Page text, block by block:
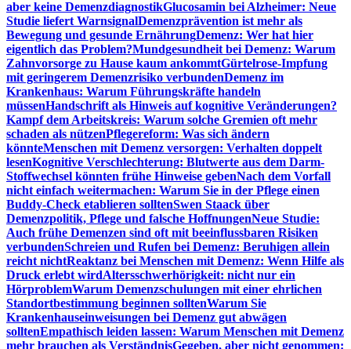
aber keine DemenzdiagnostikGlucosamin bei Alzheimer: Neue
Studie liefert WarnsignalDemenzprävention ist mehr als
Bewegung und gesunde ErnährungDemenz: Wer hat hier
eigentlich das Problem?Mundgesundheit bei Demenz: Warum
Zahnvorsorge zu Hause kaum ankommtGürtelrose-Impfung
mit geringerem Demenzrisiko verbundenDemenz im
Krankenhaus: Warum Führungskräfte handeln
müssenHandschrift als Hinweis auf kognitive Veränderungen?
Kampf dem Arbeitskreis: Warum solche Gremien oft mehr
schaden als nützenPflegereform: Was sich ändern
könnteMenschen mit Demenz versorgen: Verhalten doppelt
lesenKognitive Verschlechterung: Blutwerte aus dem Darm-
Stoffwechsel könnten frühe Hinweise gebenNach dem Vorfall
nicht einfach weitermachen: Warum Sie in der Pflege einen
Buddy-Check etablieren solltenSwen Staack über
Demenzpolitik, Pflege und falsche HoffnungenNeue Studie:
Auch frühe Demenzen sind oft mit beeinflussbaren Risiken
verbundenSchreien und Rufen bei Demenz: Beruhigen allein
reicht nichtReaktanz bei Menschen mit Demenz: Wenn Hilfe als
Druck erlebt wirdAltersschwerhörigkeit: nicht nur ein
HörproblemWarum Demenzschulungen mit einer ehrlichen
Standortbestimmung beginnen solltenWarum Sie
Krankenhauseinweisungen bei Demenz gut abwägen
solltenEmpathisch leiden lassen: Warum Menschen mit Demenz
mehr brauchen als VerständnisGegeben, aber nicht genommen: